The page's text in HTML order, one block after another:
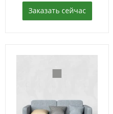
Заказать сейчас